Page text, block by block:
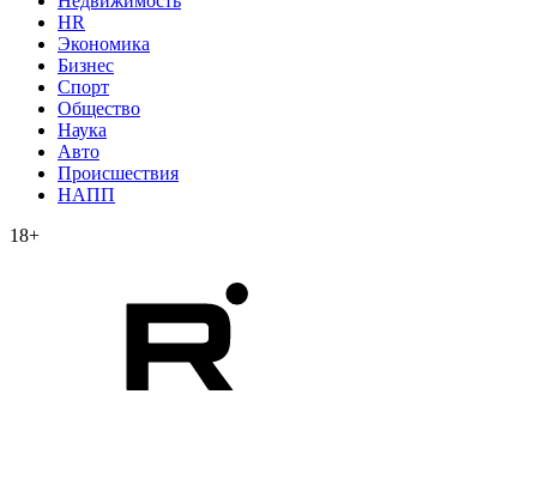
HR
Экономика
Бизнес
Спорт
Общество
Наука
Авто
Происшествия
НАПП
18+